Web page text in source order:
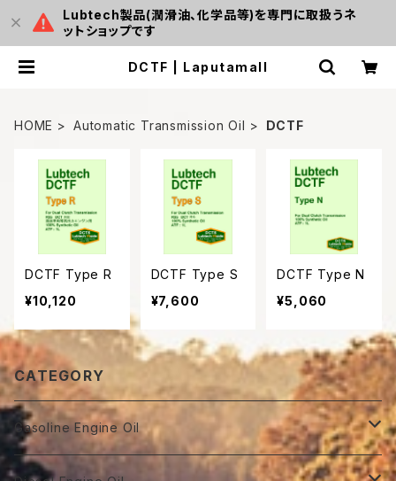
Lubtech製品(潤滑油、化学品等)を専門に取扱うネ
ットショップです
DCTF | Laputamall
HOME Automatic Transmission Oil DCTF
DCTF Type R
¥10,120
DCTF Type S
¥7,600
DCTF Type N
¥5,060
CATEGORY
Gasoline Engine Oil